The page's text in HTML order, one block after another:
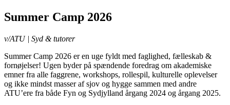
Summer Camp 2026
v/ATU | Syd & tutorer
Summer Camp 2026 er en uge fyldt med faglighed, fælleskab &
fornøjelser! Ugen byder på spændende foredrag om akademiske
emner fra alle faggrene, workshops, rollespil, kulturelle oplevelser
og ikke mindst masser af sjov og hygge sammen med andre
ATU’ere fra både Fyn og Sydjylland årgang 2024 og årgang 2025.